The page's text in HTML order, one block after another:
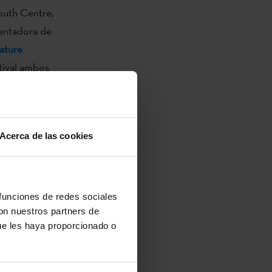
Acerca de las cookies
de redes sociales
nuestros partners de
les haya proporcionado o
Centre,
de
ambos
Kirmen
y cultura
, junto con